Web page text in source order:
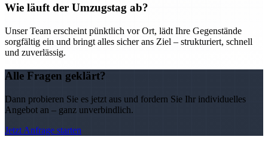
Wie läuft der Umzugstag ab?
Unser Team erscheint pünktlich vor Ort, lädt Ihre Gegenstände
sorgfältig ein und bringt alles sicher ans Ziel – strukturiert, schnell
und zuverlässig.
Alle Fragen geklärt?
Dann probieren Sie es jetzt aus und fordern Sie Ihr individuelles
Angebot an – ganz unverbindlich.
Jetzt Anfrage starten